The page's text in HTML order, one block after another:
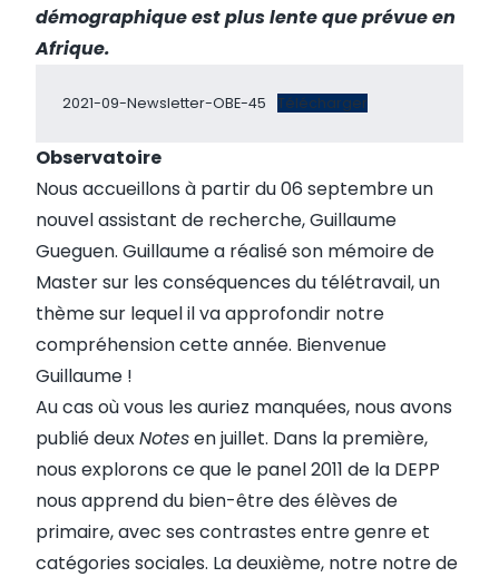
démographique est plus lente que prévue en
Afrique.
2021-09-Newsletter-OBE-45 Télécharger
Observatoire
Nous accueillons à partir du 06 septembre un
nouvel assistant de recherche, Guillaume
Gueguen. Guillaume a réalisé son mémoire de
Master sur les conséquences du télétravail, un
thème sur lequel il va approfondir notre
compréhension cette année. Bienvenue
Guillaume !
Au cas où vous les auriez manquées, nous avons
publié deuxNotesen juillet. Dans la première,
nous explorons ce que le panel 2011 de la DEPP
nous apprend du bien-être des élèves de
primaire, avec ses contrastes entre genre et
catégories sociales. Ladeuxième, notre notre de